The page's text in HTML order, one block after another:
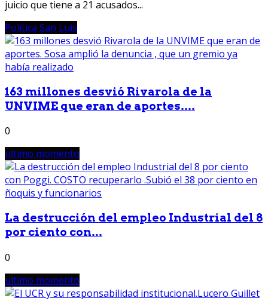
juicio que tiene a 21 acusados...
Política San Luis
163 millones desvió Rivarola de la
UNVIME que eran de aportes....
0
ultimo momento
La destrucción del empleo Industrial del 8
por ciento con...
0
ultimo momento